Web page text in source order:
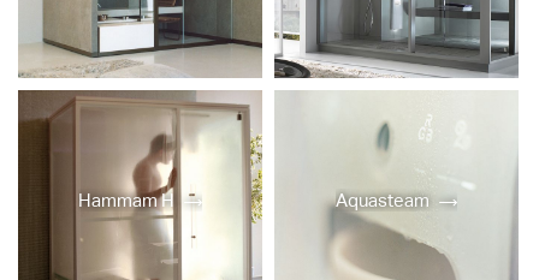
Hammam H Aquasteam